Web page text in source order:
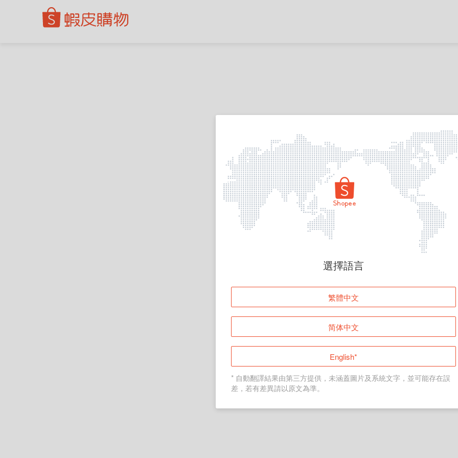
頁面無法顯示
登入
返回首頁
選擇語言
繁體中文
简体中文
English*
* 自動翻譯結果由第三方提供，未涵蓋圖片及系統文字，並可能存在誤
差，若有差異請以原文為準。